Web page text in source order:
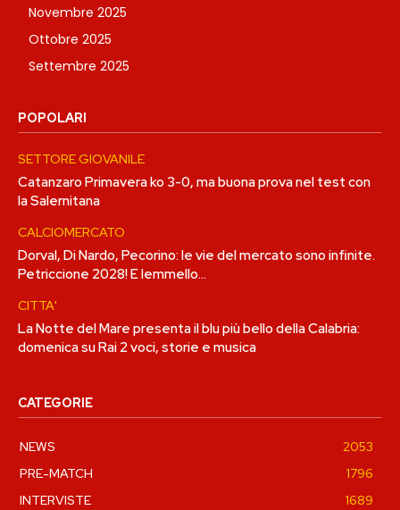
Novembre 2025
Ottobre 2025
Settembre 2025
POPOLARI
SETTORE GIOVANILE
Catanzaro Primavera ko 3-0, ma buona prova nel test con
la Salernitana
CALCIOMERCATO
Dorval, Di Nardo, Pecorino: le vie del mercato sono infinite.
Petriccione 2028! E Iemmello…
CITTA'
La Notte del Mare presenta il blu più bello della Calabria:
domenica su Rai 2 voci, storie e musica
CATEGORIE
NEWS
2053
PRE-MATCH
1796
INTERVISTE
1689